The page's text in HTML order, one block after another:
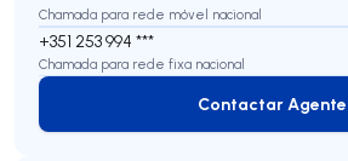
Chamada para rede móvel nacional
+351 253 994 ***
Chamada para rede fixa nacional
Contactar Agente